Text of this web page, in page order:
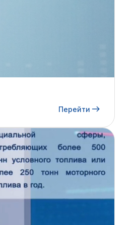
Перейти